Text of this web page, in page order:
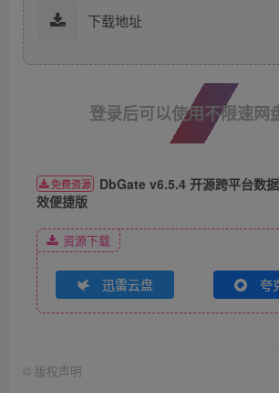
下载地址
登录后可以使用不限速网
免费资源
DbGate v6.5.4 开源跨平台数
效便捷版​
资源下载
迅雷云盘 夸
© 版权声明